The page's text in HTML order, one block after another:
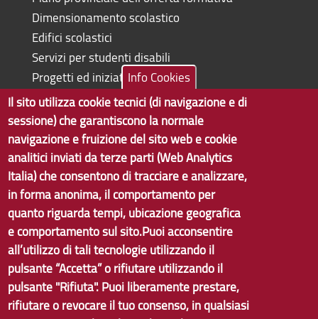
Dimensionamento scolastico
Edifici scolastici
Servizi per studenti disabili
Progetti ed iniziative
Copyright © 2017 Città metropolitana di Genova | CF:
80007350103
Tecnologie e Accessibilità
Info Cookies
Il sito utilizza cookie tecnici (di navigazione e di
sessione) che garantiscono la normale
navigazione e fruizione del sito web e cookie
analitici inviati da terze parti (Web Analytics
Italia) che consentono di tracciare e analizzare,
in forma anonima, il comportamento per
quanto riguarda tempi, ubicazione geografica
e comportamento sul sito.Puoi acconsentire
all’utilizzo di tali tecnologie utilizzando il
pulsante “Accetta” o rifiutare utilizzando il
pulsante "Rifiuta". Puoi liberamente prestare,
rifiutare o revocare il tuo consenso, in qualsiasi